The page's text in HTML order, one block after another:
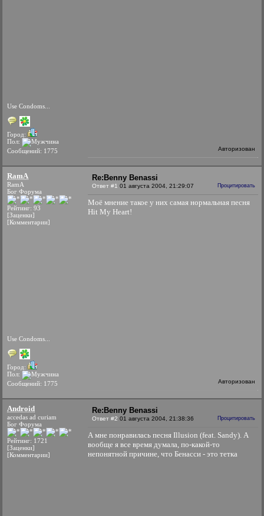
Use Condoms...
Город:
Пол:
Сообщений: 1775
Авторизован
RamA
RamA
Бог Форума
Рейтинг: 93
[Заценки]
[Комментарии]
Use Condoms...
Город:
Пол:
Сообщений: 1775
Re:Benny Benassi
Ответ #1 01 августа 2004, 21:29:07 Процитировать
Моё мнение такое у них самая нормальная песня
Hit My Heart!
Авторизован
Android
accedas ad curiam
Бог Форума
Рейтинг: 1721
[Заценки]
[Комментарии]
Re:Benny Benassi
Ответ #2 01 августа 2004, 21:38:36 Процитировать
А мне понравилась песня Illusion (feat. Sandy). А
вообще я все время думала, по-какой-то
непонятной причине, что Бенасси - это тетка